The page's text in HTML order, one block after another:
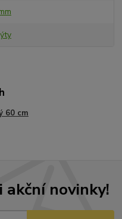
60 cm
akční novinky!